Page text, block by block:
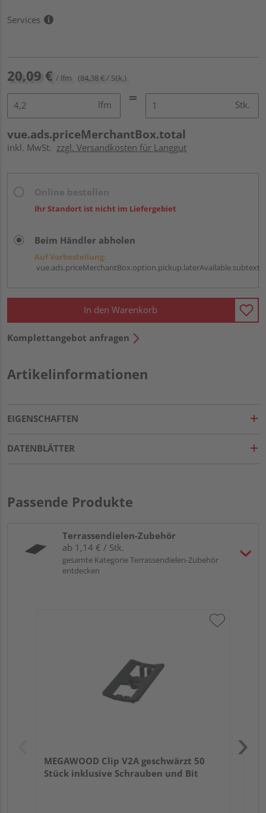
Services
20,09 € / lfm (84,38 € / Stk.)
lfm Stk.
vue.ads.priceMerchantBox.total
inkl. MwSt. zzgl. Versandkosten für Langgut
Ihr Standort ist nicht im Liefergebiet
Beim Händler abholen
Auf Vorbestellung:
vue.ads.priceMerchantBox.option.pickup.laterAvailable.subtext
In den Warenkorb
Komplettangebot anfragen
Artikelinformationen
EIGENSCHAFTEN
DATENBLÄTTER
Passende Produkte
Terrassendielen-Zubehör
ab 1,14 € / Stk.
gesamte Kategorie Terrassendielen-Zubehör
entdecken
MEGAWOOD Clip V2A geschwärzt 50
Stück inklusive Schrauben und Bit